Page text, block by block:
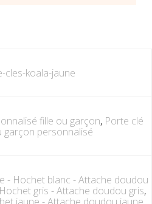
cles-koala-jaune
fille ou garçon, Porte clé
garçon personnalisé
- Hochet blanc - Attache doudou
gris - Attache doudou gris,